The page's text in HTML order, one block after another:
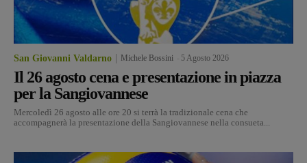
San Giovanni Valdarno Michele Bossini 5 Agosto 2026
Il 26 agosto cena e presentazione in piazza
per la Sangiovannese
Mercoledì 26 agosto alle ore 20 si terrà la tradizionale cena che
accompagnerà la presentazione della Sangiovannese nella consueta...